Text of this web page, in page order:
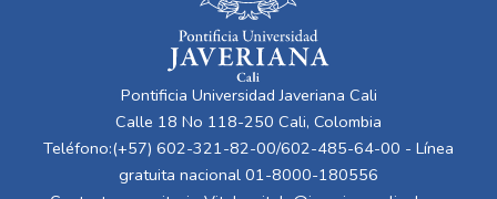
Pontificia Universidad Javeriana Cali
Calle 18 No 118-250 Cali, Colombia
Teléfono:(+57) 602-321-82-00/602-485-64-00 - Línea
gratuita nacional 01-8000-180556